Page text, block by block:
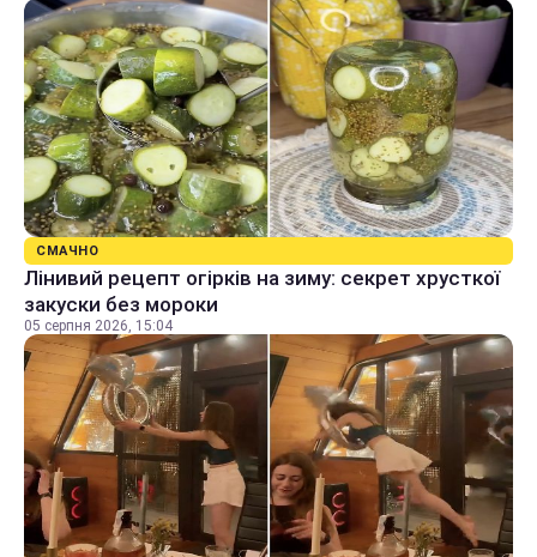
СМАЧНО
Лінивий рецепт огірків на зиму: секрет хрусткої
закуски без мороки
05 серпня 2026, 15:04